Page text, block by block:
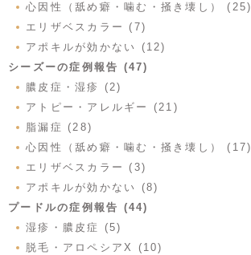
心因性（舐め癖・噛む・掻き壊し） (25)
エリザベスカラー (7)
アポキルが効かない (12)
シーズーの症例報告 (47)
膿皮症・湿疹 (2)
アトピー・アレルギー (21)
脂漏症 (28)
心因性（舐め癖・噛む・掻き壊し） (17)
エリザベスカラー (3)
アポキルが効かない (8)
プードルの症例報告 (44)
湿疹・膿皮症 (5)
脱毛・アロペシアX (10)